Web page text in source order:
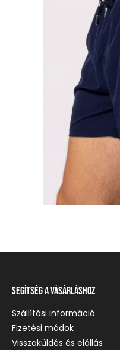
Segítség a vásárláshoz
Szállítási információ
Fizetési módok
Visszaküldés és elállás